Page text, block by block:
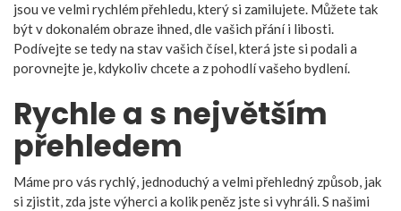
jsou ve velmi rychlém přehledu, který si zamilujete. Můžete tak
být v dokonalém obraze ihned, dle vašich přání i libosti.
Podívejte se tedy na stav vašich čísel, která jste si podali a
porovnejte je, kdykoliv chcete a z pohodlí vašeho bydlení.
Rychle a s největším
přehledem
Máme pro vás rychlý, jednoduchý a velmi přehledný způsob, jak
si zjistit, zda jste výherci a kolik peněz jste si vyhráli. S našimi